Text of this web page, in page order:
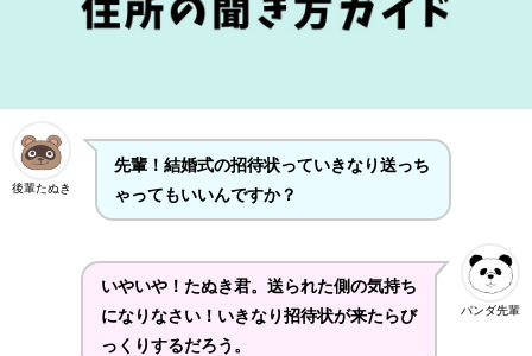
後輩たぬき
先輩！結婚式の招待状っていきなり送っち
ゃってもいいんですか？
パンダ先輩
いやいや！たぬき君。送られた側の気持ち
になりなさい！いきなり招待状が来たらび
っくりするだろう。